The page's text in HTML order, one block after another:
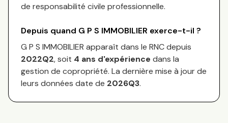
de responsabilité civile professionnelle.
Depuis quand G P S IMMOBILIER exerce-t-il ?
G P S IMMOBILIER apparaît dans le RNC depuis
2022Q2, soit 4 ans d'expérience dans la
gestion de copropriété. La dernière mise à jour de
leurs données date de 2026Q3.